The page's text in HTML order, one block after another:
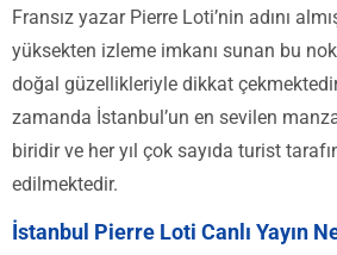
Fransız yazar Pierre Loti’nin adını
yüksekten izleme imkanı sunan bu
doğal güzellikleriyle dikkat
zamanda İstanbul’un en sevilen
biridir ve her yıl çok sayıda turist
edilmektedir.
İstanbul Pierre Loti Canlı Yayın